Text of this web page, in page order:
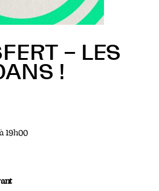
– LES
!
19h00